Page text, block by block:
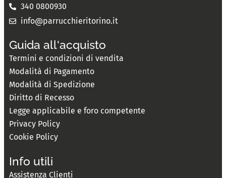
340 0800930
info@parrucchieritorino.it
Guida all'acquisto
Termini e condizioni di vendita
Modalità di Pagamento
Modalità di Spedizione
Diritto di Recesso
Legge applicabile e foro competente
Privacy Policy
Cookie Policy
Info utili
Assistenza Clienti